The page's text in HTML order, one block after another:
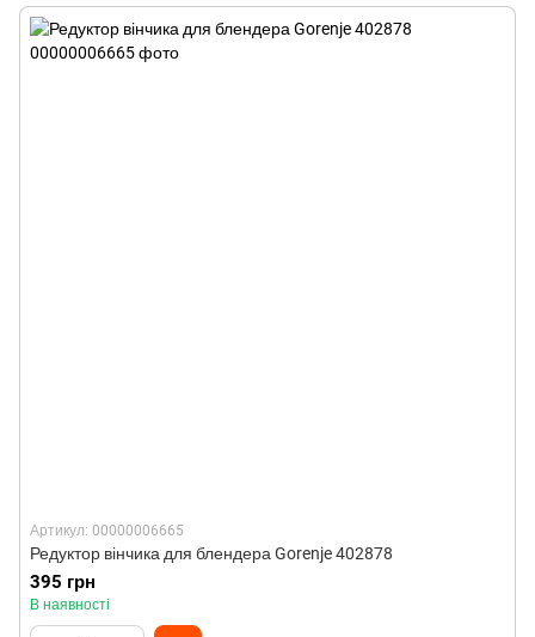
Артикул: 00000006665
Редуктор вінчика для блендера Gorenje 402878
395 грн
В наявності